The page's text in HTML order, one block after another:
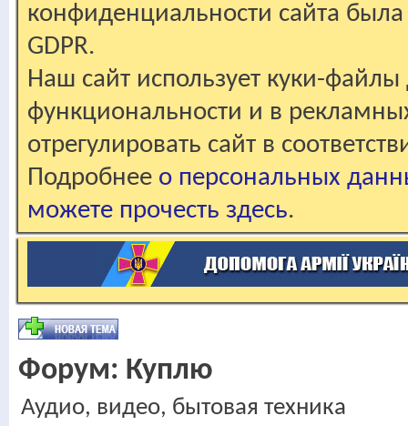
конфиденциальности сайта
GDPR.
Наш сайт использует куки-файлы
функциональности и в
отрегулировать сайт в
Подробнее о персональных
можете прочесть здесь.
Форум: Куплю
Аудио, видео, бытовая техника